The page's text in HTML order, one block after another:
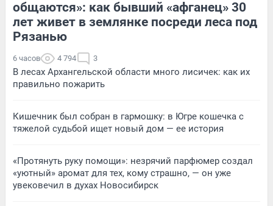
общаются»: как бывший «афганец» 30
лет живет в землянке посреди леса под
Рязанью
6 часов 4 794 3
В лесах Архангельской области много лисичек: как их
правильно пожарить
Кишечник был собран в гармошку: в Югре кошечка с
тяжелой судьбой ищет новый дом — ее история
«Протянуть руку помощи»: незрячий парфюмер создал
«уютный» аромат для тех, кому страшно, — он уже
увековечил в духах Новосибирск